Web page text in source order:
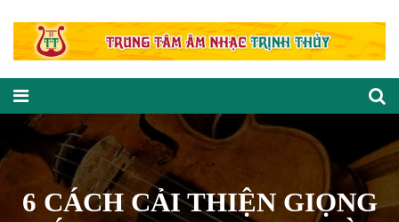
6 CÁCH CẢI THIỆN GIỌNG